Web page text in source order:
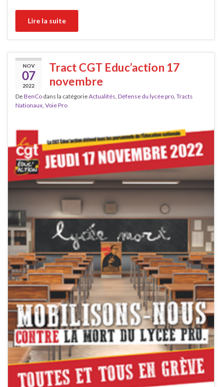
Lire la suite
NOV
07
2022
Tract CGT Educ’action 17
novembre
DeBenCo dans la catégorieActualités Défense du lycée pro Tracts
Nationaux Voie Pro